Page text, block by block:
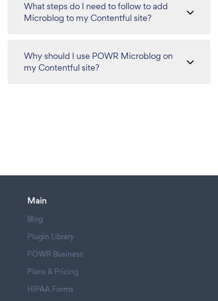
What steps do I need to follow to add
Microblog to my Contentful site?
Why should I use POWR Microblog on
my Contentful site?
Main
Blog
Plugin Library
POWR Business
Plans & Pricing
HIPAA Forms